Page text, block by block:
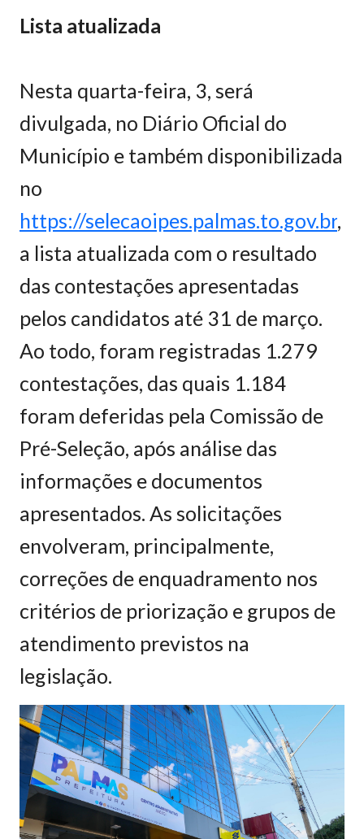
Lista atualizada
Nesta quarta-feira, 3, será
divulgada, no Diário Oficial do
Município e também disponibilizada
no
https://selecaoipes.palmas.to.gov.br,
a lista atualizada com o resultado
das contestações apresentadas
pelos candidatos até 31 de março.
Ao todo, foram registradas 1.279
contestações, das quais 1.184
foram deferidas pela Comissão de
Pré-Seleção, após análise das
informações e documentos
apresentados. As solicitações
envolveram, principalmente,
correções de enquadramento nos
critérios de priorização e grupos de
atendimento previstos na
legislação.